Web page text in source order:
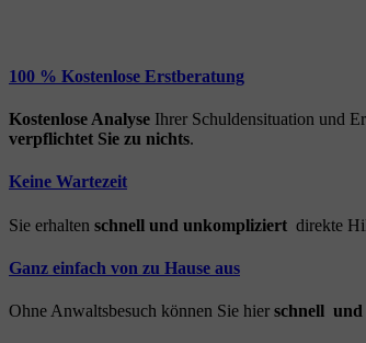
100 % Kostenlose Erstberatung
Kostenlose Analyse Ihrer Schuldensituation und
verpflichtet Sie zu nichts.
Keine Wartezeit
Sie erhalten schnell und unkompliziert direkte
Ganz einfach von zu Hause aus
Ohne Anwaltsbesuch können Sie hier schnell und